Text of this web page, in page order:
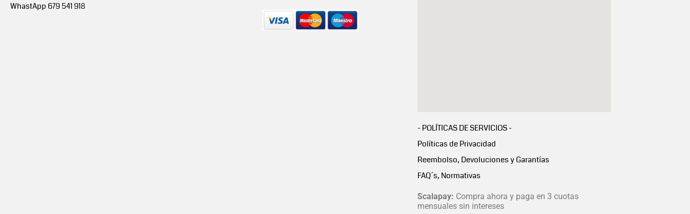
WhastApp 679 541 918
- POLÍTICAS DE SERVICIOS -
Políticas de Privacidad
Reembolso, Devoluciones y Garantías
FAQ´s, Normativas
Scalapay: Compra ahora y paga en 3 cuotas
mensuales sin intereses